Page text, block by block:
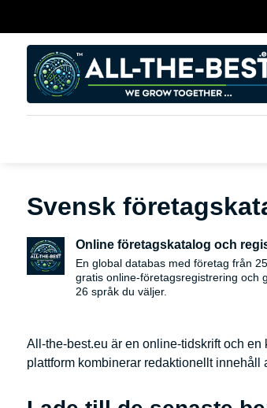
Svensk
Online företagskatalog och
En global databas med företag från
gratis online-företagsregistrering och
26 språk du väljer.
All-the-best.eu är en online-tidskrift och
plattform kombinerar redaktionellt